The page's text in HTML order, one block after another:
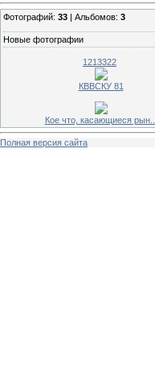
Фотографий: 33 | Альбомов: 3
Новые фотографии
1213322
КВВСКУ 81
Кое что, касающиеся рын...
Полная версия сайта